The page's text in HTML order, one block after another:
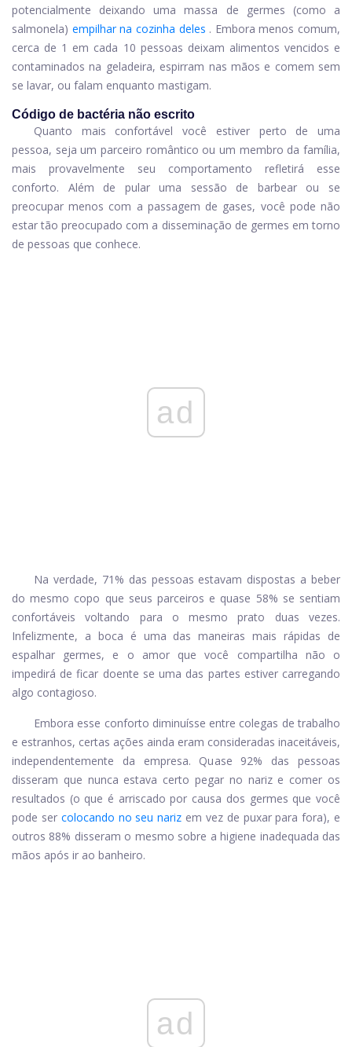
potencialmente deixando uma massa de germes (como a
salmonela) empilhar na cozinha deles . Embora menos comum,
cerca de 1 em cada 10 pessoas deixam alimentos vencidos e
contaminados na geladeira, espirram nas mãos e comem sem
se lavar, ou falam enquanto mastigam.
Código de bactéria não escrito
Quanto mais confortável você estiver perto de uma
pessoa, seja um parceiro romântico ou um membro da família,
mais provavelmente seu comportamento refletirá esse
conforto. Além de pular uma sessão de barbear ou se
preocupar menos com a passagem de gases, você pode não
estar tão preocupado com a disseminação de germes em torno
de pessoas que conhece.
ad
Na verdade, 71% das pessoas estavam dispostas a beber
do mesmo copo que seus parceiros e quase 58% se sentiam
confortáveis ​​voltando para o mesmo prato duas vezes.
Infelizmente, a boca é uma das maneiras mais rápidas de
espalhar germes, e o amor que você compartilha não o
impedirá de ficar doente se uma das partes estiver carregando
algo contagioso.
Embora esse conforto diminuísse entre colegas de trabalho
e estranhos, certas ações ainda eram consideradas inaceitáveis,
independentemente da empresa. Quase 92% das pessoas
disseram que nunca estava certo pegar no nariz e comer os
resultados (o que é arriscado por causa dos germes que você
pode ser colocando no seu nariz em vez de puxar para fora), e
outros 88% disseram o mesmo sobre a higiene inadequada das
mãos após ir ao banheiro.
ad